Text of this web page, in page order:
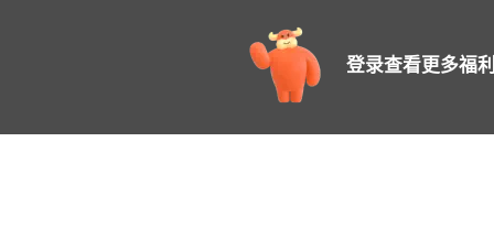
登录查看更多福